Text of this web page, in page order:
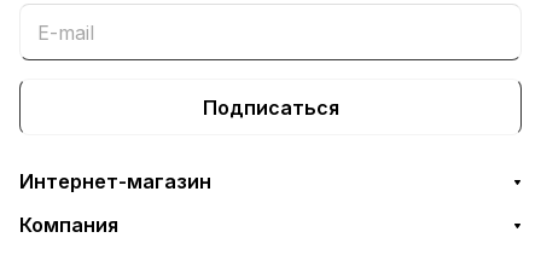
Подписаться
Интернет-магазин
Компания